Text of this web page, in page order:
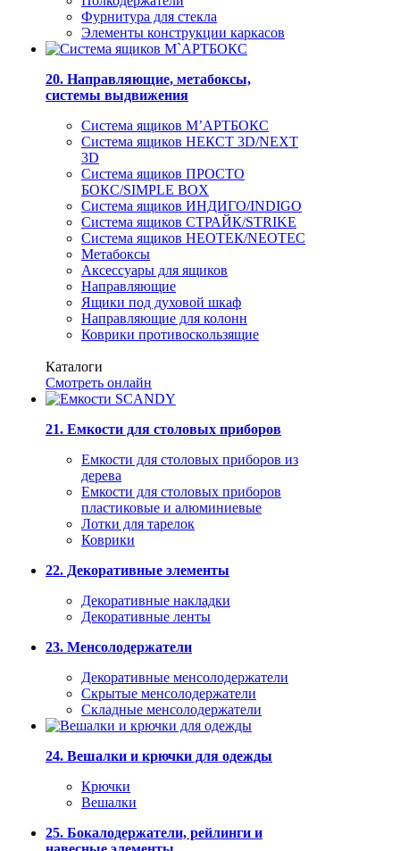
Фурнитура для стекла
Элементы конструкции каркасов
20. Направляющие, метабоксы,
системы выдвижения
Система ящиков М’АРТБОКС
Система ящиков НЕКСТ 3D/NEXT
3D
Система ящиков ПРОСТО
БОКС/SIMPLE BOX
Система ящиков ИНДИГО/INDIGO
Система ящиков СТРАЙК/STRIKE
Система ящиков НЕОТЕК/NEOTEC
Метабоксы
Аксессуары для ящиков
Направляющие
Ящики под духовой шкаф
Направляющие для колонн
Коврики противоскользящие
Каталоги
Смотреть онлайн
21. Емкости для столовых приборов
Емкости для столовых приборов из
дерева
Емкости для столовых приборов
пластиковые и алюминиевые
Лотки для тарелок
Коврики
22. Декоративные элементы
Декоративные накладки
Декоративные ленты
23. Менсолодержатели
Декоративные менсолодержатели
Скрытые менсолодержатели
Складные менсолодержатели
24. Вешалки и крючки для одежды
Крючки
Вешалки
25. Бокалодержатели, рейлинги и